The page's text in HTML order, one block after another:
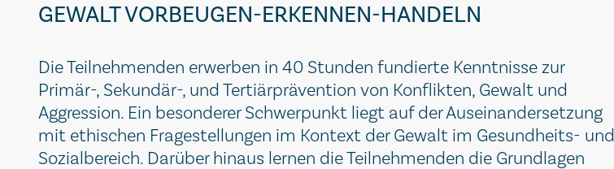
GEWALT VORBEUGEN-ERKENNEN-HANDELN
Die Teilnehmenden erwerben in 40 Stunden fundierte Kenntnisse zur
Primär-, Sekundär-, und Tertiärprävention von Konflikten, Gewalt und
Aggression. Ein besonderer Schwerpunkt liegt auf der Auseinandersetzung
mit ethischen Fragestellungen im Kontext der Gewalt im Gesundheits- und
Sozialbereich. Darüber hinaus lernen die Teilnehmenden die Grundlagen